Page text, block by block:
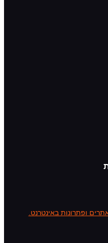
ופתרונות באינטרנט.